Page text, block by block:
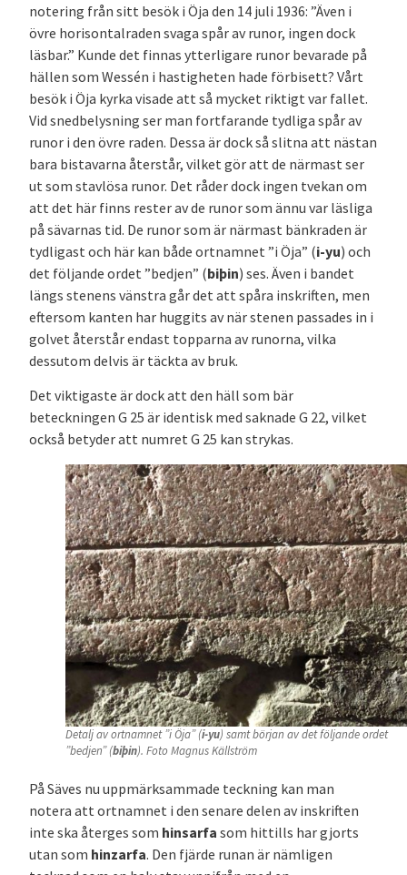
notering från sitt besök i Öja den 14 juli 1936: ”Även i
övre horisontalraden svaga spår av runor, ingen dock
läsbar.” Kunde det finnas ytterligare runor bevarade på
hällen som Wessén i hastigheten hade förbisett? Vårt
besök i Öja kyrka visade att så mycket riktigt var fallet.
Vid snedbelysning ser man fortfarande tydliga spår av
runor i den övre raden. Dessa är dock så slitna att nästan
bara bistavarna återstår, vilket gör att de närmast ser
ut som stavlösa runor. Det råder dock ingen tvekan om
att det här finns rester av de runor som ännu var läsliga
på sävarnas tid. De runor som är närmast bänkraden är
tydligast och här kan både ortnamnet ”i Öja” (i-­yu) och
det följande ordet ”bedjen” (biþin) ses. Även i bandet
längs stenens vänstra går det att spåra inskriften, men
eftersom kanten har huggits av när stenen passades in i
golvet återstår endast topparna av runorna, vilka
dessutom delvis är täckta av bruk.
Det viktigaste är dock att den häll som bär
beteckningen G 25 är identisk med saknade G 22, vilket
också betyder att numret G 25 kan strykas.
Detalj av ortnamnet ”i Öja” (i-yu) samt början av det följande ordet
”bedjen” (biþin). Foto Magnus Källström
På Säves nu uppmärksammade teckning kan man
notera att ortnamnet i den senare delen av inskriften
inte ska återges som hinsarfa som hittills har gjorts
utan som hinzarfa. Den fjärde runan är nämligen